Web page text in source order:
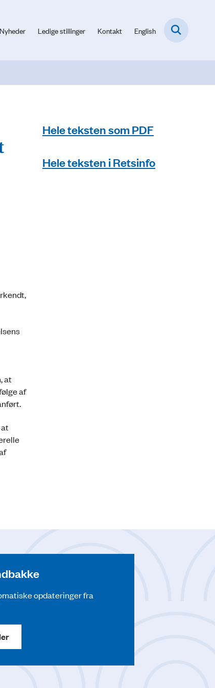
Nyheder Ledige stillinger Kontakt English
at
af
Hele teksten som PDF
Hele teksten i Retsinfo
opdateringer fra